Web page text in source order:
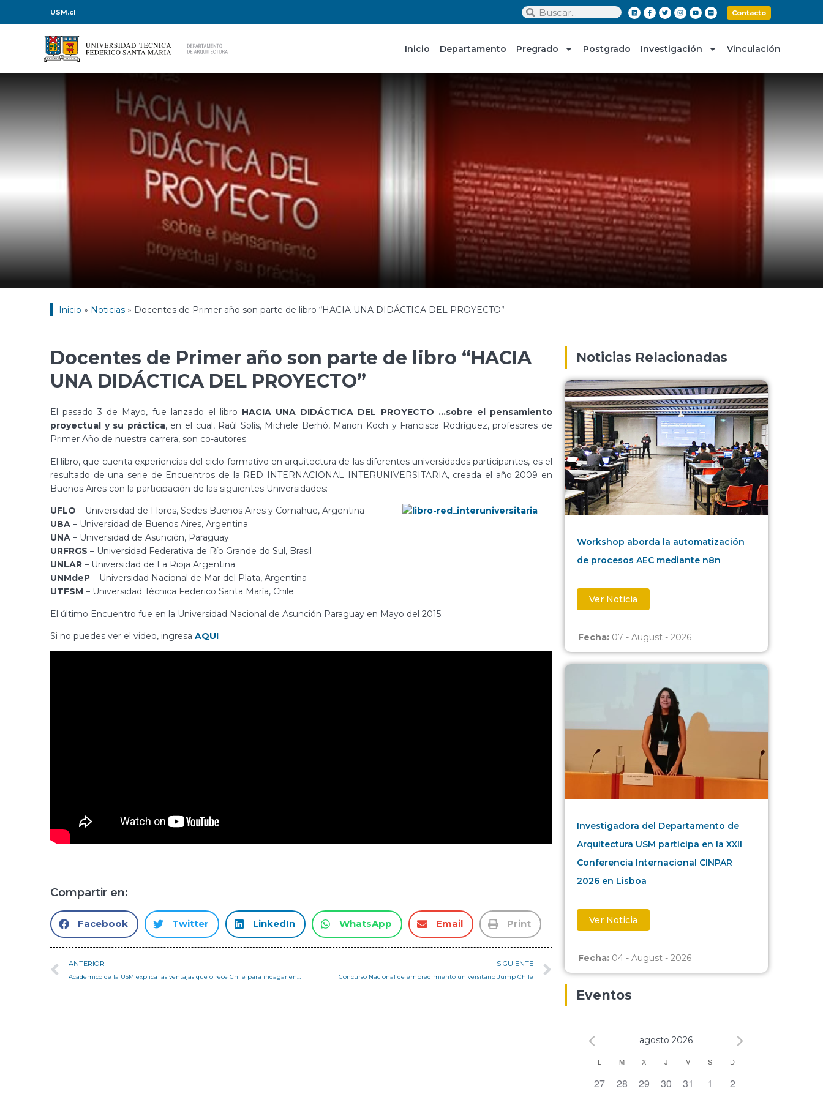
USM.cl Contacto
Inicio Departamento Pregrado Postgrado Investigación Vinculación
Inicio » Noticias » Docentes de Primer año son parte de libro “HACIA UNA DIDÁCTICA DEL PROYECTO”
Docentes de Primer año son parte de libro “HACIA
UNA DIDÁCTICA DEL PROYECTO”
El pasado 3 de Mayo, fue lanzado el libro HACIA UNA DIDÁCTICA DEL PROYECTO …sobre el pensamiento
proyectual y su práctica, en el cual, Raúl Solís, Michele Berhó, Marion Koch y Francisca Rodríguez, profesores de
Primer Año de nuestra carrera, son co-autores.
El libro, que cuenta experiencias del ciclo formativo en arquitectura de las diferentes universidades participantes, es el
resultado de una serie de Encuentros de la RED INTERNACIONAL INTERUNIVERSITARIA, creada el año 2009 en
Buenos Aires con la participación de las siguientes Universidades:
UFLO – Universidad de Flores, Sedes Buenos Aires y Comahue, Argentina
UBA – Universidad de Buenos Aires, Argentina
UNA – Universidad de Asunción, Paraguay
URFRGS – Universidad Federativa de Río Grande do Sul, Brasil
UNLAR – Universidad de La Rioja Argentina
UNMdeP – Universidad Nacional de Mar del Plata, Argentina
UTFSM – Universidad Técnica Federico Santa María, Chile
El último Encuentro fue en la Universidad Nacional de Asunción Paraguay en Mayo del 2015.
Si no puedes ver el video, ingresa AQUI
Compartir en:
Facebook Twitter LinkedIn WhatsApp Email Print
ANTERIOR SIGUIENTE
Concurso Nacional de empredimiento universitario Jump Chile
Noticias Relacionadas
Workshop aborda la automatización
de procesos AEC mediante n8n
Ver Noticia
Fecha: 07 - August - 2026
Investigadora del Departamento de
Arquitectura USM participa en la XXII
Conferencia Internacional CINPAR
2026 en Lisboa
Ver Noticia
Fecha: 04 - August - 2026
Eventos
agosto 2026
Calendario
de
L M X J V S D
0 eventos,
27 0 eventos,
28 0 eventos,
29 0 eventos,
30 0 eventos,
31 0 eventos,
1 0 eventos,
2